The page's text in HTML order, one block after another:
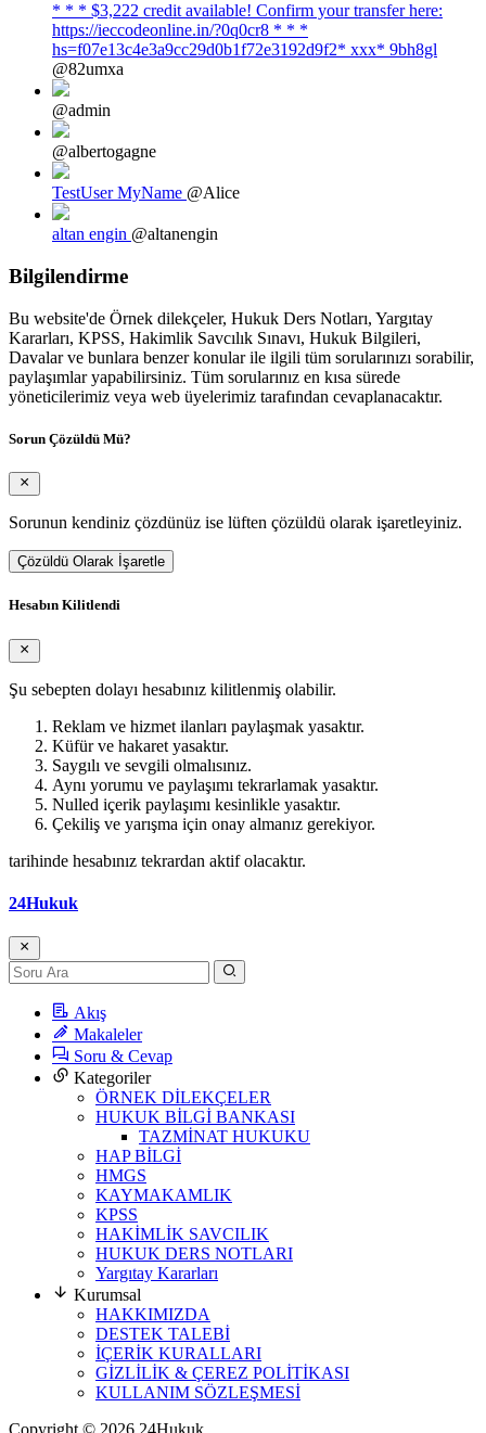
* * * $3,222 credit available! Confirm your transfer here:
https://ieccodeonline.in/?0q0cr8 * * *
hs=f07e13c4e3a9cc29d0b1f72e3192d9f2* ххх* 9bh8gl
@82umxa
@admin
@albertogagne
TestUser MyName @Alice
altan engin @altanengin
Bilgilendirme
Bu website'de Örnek dilekçeler, Hukuk Ders Notları, Yargıtay
Kararları, KPSS, Hakimlik Savcılık Sınavı, Hukuk Bilgileri,
Davalar ve bunlara benzer konular ile ilgili tüm sorularınızı sorabilir,
paylaşımlar yapabilirsiniz. Tüm sorularınız en kısa sürede
yöneticilerimiz veya web üyelerimiz tarafından cevaplanacaktır.
Sorun Çözüldü Mü?
Sorunun kendiniz çözdünüz ise lüften çözüldü olarak işaretleyiniz.
Çözüldü Olarak İşaretle
Hesabın Kilitlendi
Şu sebepten dolayı hesabınız kilitlenmiş olabilir.
Reklam ve hizmet ilanları paylaşmak yasaktır.
Küfür ve hakaret yasaktır.
Saygılı ve sevgili olmalısınız.
Aynı yorumu ve paylaşımı tekrarlamak yasaktır.
Nulled içerik paylaşımı kesinlikle yasaktır.
Çekiliş ve yarışma için onay almanız gerekiyor.
tarihinde hesabınız tekrardan aktif olacaktır.
24Hukuk
Akış
Makaleler
Soru & Cevap
Kategoriler
ÖRNEK DİLEKÇELER
HUKUK BİLGİ BANKASI
TAZMİNAT HUKUKU
HAP BİLGİ
HMGS
KAYMAKAMLIK
KPSS
HAKİMLİK SAVCILIK
HUKUK DERS NOTLARI
Yargıtay Kararları
Kurumsal
HAKKIMIZDA
DESTEK TALEBİ
İÇERİK KURALLARI
GİZLİLİK & ÇEREZ POLİTİKASI
KULLANIM SÖZLEŞMESİ
Copyright © 2026 24Hukuk